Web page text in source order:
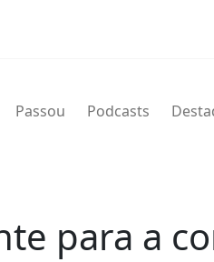
Passou Podcasts
para a